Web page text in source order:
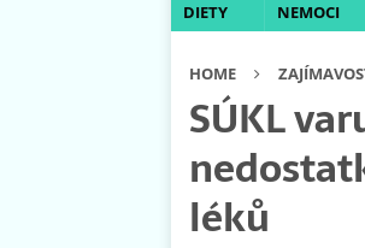
DIETY NEMOCI
HOME
SÚKL
léků